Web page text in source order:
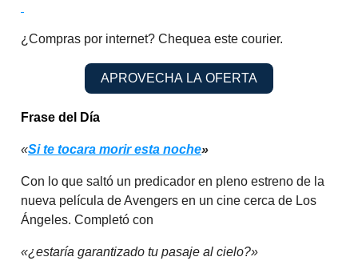
¿Compras por internet? Chequea este courier.
APROVECHA LA OFERTA
Frase del Día
«Si te tocara morir esta noche»
Con lo que saltó un predicador en pleno estreno de la
nueva película de Avengers en un cine cerca de Los
Ángeles. Completó con
«¿estaría garantizado tu pasaje al cielo?»